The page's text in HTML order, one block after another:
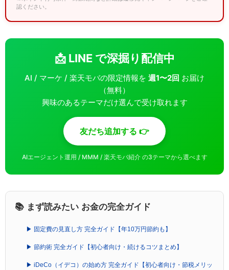
認ください。
📩 LINE で深掘り配信中
AI / マーケ / 楽天モバの限定情報を 週1〜2回 お届け
（無料）
興味のあるテーマだけ選んで受け取れます
友だち追加する 👉
AIエージェント運用 / MMM / 楽天モバ紹介 の3テーマから選べます
📚 まず読みたい お金の完全ガイド
▶ 固定費の見直し方 完全ガイド【年10万円節約も】
▶ 節約術 完全ガイド【初心者向け・続けるコツまとめ】
▶ iDeCo（イデコ）の始め方 完全ガイド【初心者向け・節税メリッ